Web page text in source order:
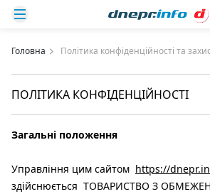
Головна Політика конфіденційності та
ПОЛІТИКА КОНФІДЕНЦІЙНОСТІ
Загальні положення
Управління цим сайтом https://
здійснюється ТОВАРИСТВО З